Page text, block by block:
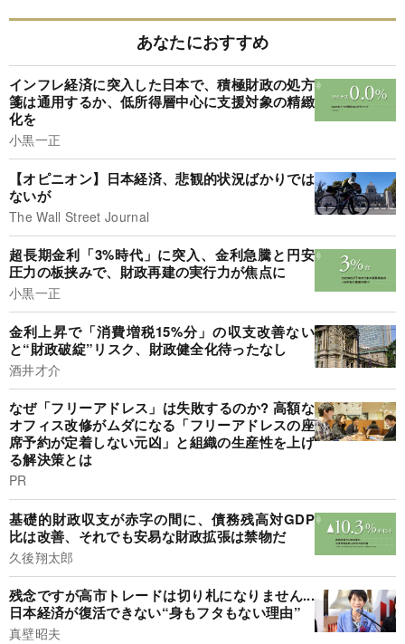
あなたにおすすめ
インフレ経済に突入した日本で、積極財政の処方
箋は通用するか、低所得層中心に支援対象の精緻
化を
小黒一正
【オピニオン】日本経済、悲観的状況ばかりでは
ないが
The Wall Street Journal
超長期金利「3%時代」に突入、金利急騰と円安
圧力の板挟みで、財政再建の実行力が焦点に
小黒一正
金利上昇で「消費増税15%分」の収支改善ない
と“財政破綻”リスク、財政健全化待ったなし
酒井才介
なぜ「フリーアドレス」は失敗するのか? 高額な
オフィス改修がムダになる「フリーアドレスの座
席予約が定着しない元凶」と組織の生産性を上げ
る解決策とは
PR
基礎的財政収支が赤字の間に、債務残高対GDP
比は改善、それでも安易な財政拡張は禁物だ
久後翔太郎
残念ですが高市トレードは切り札になりません...
日本経済が復活できない“身もフタもない理由”
真壁昭夫